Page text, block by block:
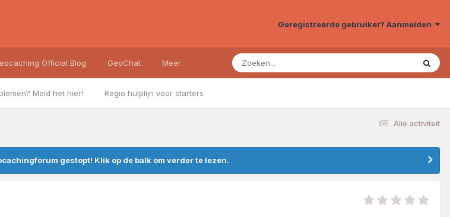
Geregistreerde gebruiker? Aanmelden
Meld het hier! Regio hulplijn voor starters
Official Blog GeoChat Meer
Alle activiteit
gestopt! Klik op de balk om verder te lezen.